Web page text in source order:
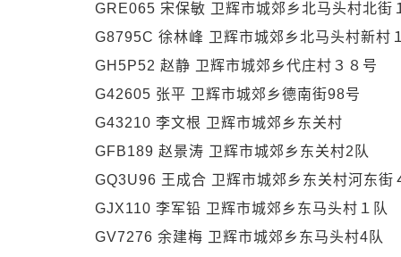
GRE065 宋保敏 卫辉市城郊乡北马头村北街
G8795C 徐林峰 卫辉市城郊乡北马头村新村
GH5P52 赵静 卫辉市城郊乡代庄村３８号
G42605 张平 卫辉市城郊乡德南街98号
G43210 李文根 卫辉市城郊乡东关村
GFB189 赵景涛 卫辉市城郊乡东关村2队
GQ3U96 王成合 卫辉市城郊乡东关村河东街
GJX110 李军铅 卫辉市城郊乡东马头村１队
GV7276 余建梅 卫辉市城郊乡东马头村4队